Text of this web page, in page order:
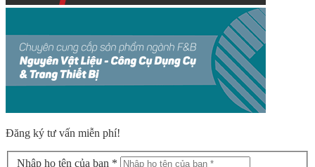
Đăng ký tư vấn miễn phí!
Nhập họ tên của bạn *